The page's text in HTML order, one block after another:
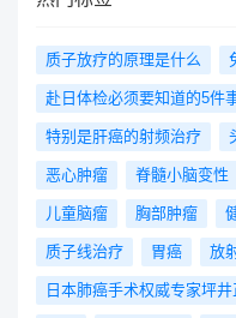
质子放疗的原理是什么
赴日体检必须要知道的5件
特别是肝癌的射频治疗
恶心肿瘤 脊髓小脑变性
儿童脑瘤 胸部肿瘤
质子线治疗 胃癌 放
日本肺癌手术权威专家坪